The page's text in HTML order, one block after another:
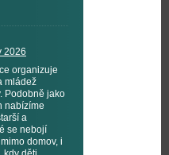
2026
organizuje
mládež
Podobně jako
nabízíme
a
se nebojí
domov, i